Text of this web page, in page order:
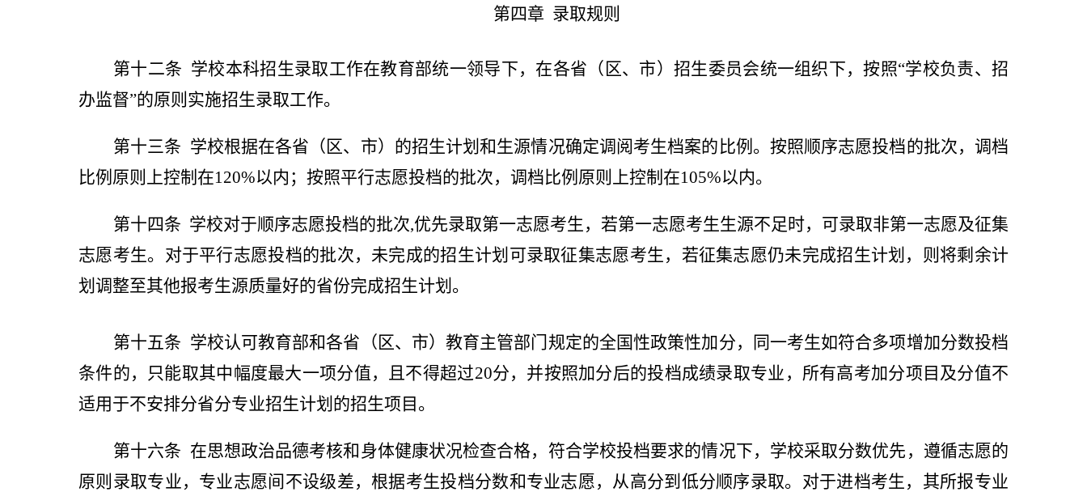
第四章 录取规则
第十二条 学校本科招生录取工作在教育部统一领导下，在各省（区、市）招生委员会统一组织下，按照“学校负责、招
办监督”的原则实施招生录取工作。
第十三条 学校根据在各省（区、市）的招生计划和生源情况确定调阅考生档案的比例。按照顺序志愿投档的批次，调档
比例原则上控制在120%以内；按照平行志愿投档的批次，调档比例原则上控制在105%以内。
第十四条 学校对于顺序志愿投档的批次,优先录取第一志愿考生，若第一志愿考生生源不足时，可录取非第一志愿及征集
志愿考生。对于平行志愿投档的批次，未完成的招生计划可录取征集志愿考生，若征集志愿仍未完成招生计划，则将剩余计
划调整至其他报考生源质量好的省份完成招生计划。
第十五条 学校认可教育部和各省（区、市）教育主管部门规定的全国性政策性加分，同一考生如符合多项增加分数投档
条件的，只能取其中幅度最大一项分值，且不得超过20分，并按照加分后的投档成绩录取专业，所有高考加分项目及分值不
适用于不安排分省分专业招生计划的招生项目。
第十六条 在思想政治品德考核和身体健康状况检查合格，符合学校投档要求的情况下，学校采取分数优先，遵循志愿的
原则录取专业，专业志愿间不设级差，根据考生投档分数和专业志愿，从高分到低分顺序录取。对于进档考生，其所报专业